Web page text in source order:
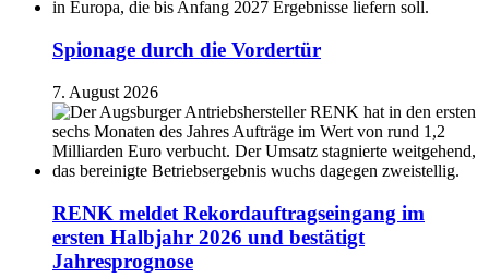
Spionage durch die Vordertür
7. August 2026
RENK meldet Rekordauftragseingang im
ersten Halbjahr 2026 und bestätigt
Jahresprognose